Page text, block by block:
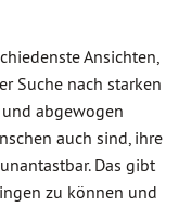
Ansichten,
Suche nach starken
abgewogen
auch sind, ihre
Das gibt
zu können und